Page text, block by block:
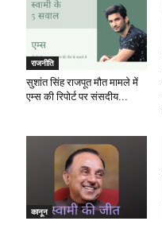
राजनीति
सुशांत सिंह राजपूत मौत मामले में
एम्स की रिपोर्ट पर संसदीय...
कानून